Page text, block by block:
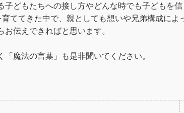
子どもたちへの接し方やどんな時でも子どもを
ててきた中で、親としても想いや兄弟構成によ
お伝えできればと思います。
「魔法の言葉」も是非聞いてください。